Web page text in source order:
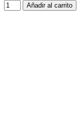
Añadir al carrito